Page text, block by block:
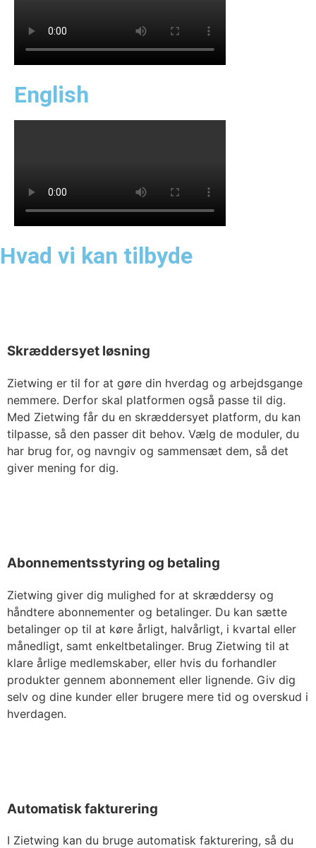
English
Hvad vi kan tilbyde
Skræddersyet løsning
Zietwing er til for at gøre din hverdag og arbejdsgange
nemmere. Derfor skal platformen også passe til dig.
Med Zietwing får du en skræddersyet platform, du kan
tilpasse, så den passer dit behov. Vælg de moduler, du
har brug for, og navngiv og sammensæt dem, så det
giver mening for dig.
Abonnementsstyring og betaling
Zietwing giver dig mulighed for at skræddersy og
håndtere abonnementer og betalinger. Du kan sætte
betalinger op til at køre årligt, halvårligt, i kvartal eller
månedligt, samt enkeltbetalinger. Brug Zietwing til at
klare årlige medlemskaber, eller hvis du forhandler
produkter gennem abonnement eller lignende. Giv dig
selv og dine kunder eller brugere mere tid og overskud i
hverdagen.
Automatisk fakturering
I Zietwing kan du bruge automatisk fakturering, så du